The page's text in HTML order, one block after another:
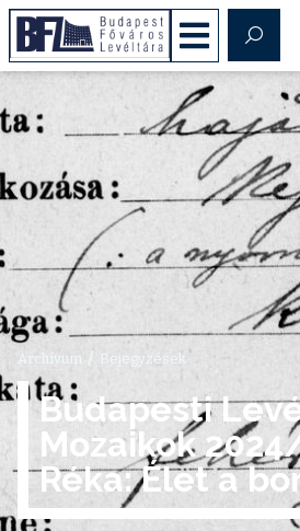
Archívum / Bejegyzések
Budapesti
Mozaikok
Réka: Élet a